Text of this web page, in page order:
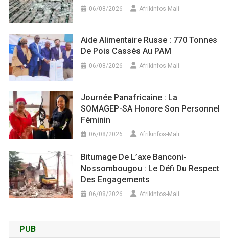
06/08/2026 Afrikinfos-Mali
Aide Alimentaire Russe : 770 Tonnes
De Pois Cassés Au PAM
06/08/2026 Afrikinfos-Mali
Journée Panafricaine : La
SOMAGEP-SA Honore Son Personnel
Féminin
06/08/2026 Afrikinfos-Mali
Bitumage De L’axe Banconi-
Nossombougou : Le Défi Du Respect
Des Engagements
06/08/2026 Afrikinfos-Mali
PUB